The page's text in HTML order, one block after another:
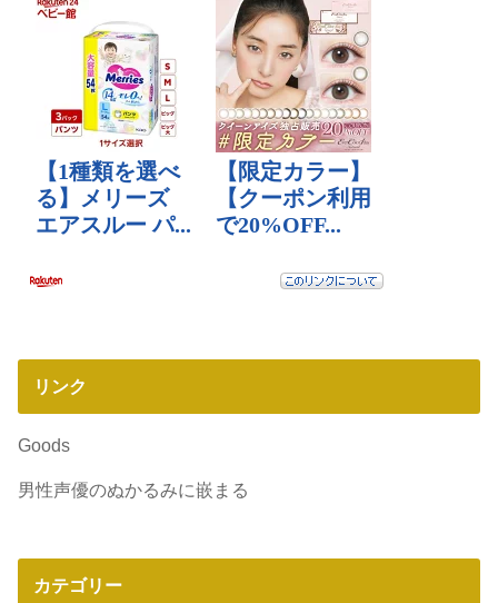
リンク
Goods
男性声優のぬかるみに嵌まる
カテゴリー